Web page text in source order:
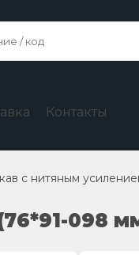
Контакты
с нитяным
098